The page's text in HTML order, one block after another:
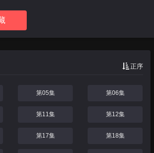
正序
第05集 第06集
第11集 第12集
第17集 第18集